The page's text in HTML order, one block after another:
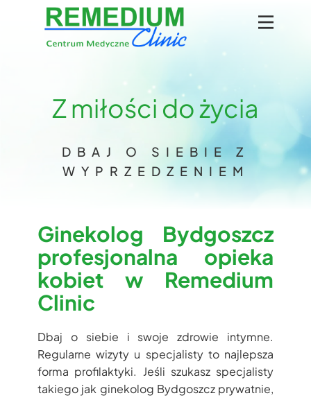
Z miłości do życia
DBAJ O SIEBIE Z
WYPRZEDZENIEM
Ginekolog Bydgoszcz
profesjonalna opieka
kobiet w Remedium
Clinic
Dbaj o siebie i swoje zdrowie intymne.
Regularne wizyty u specjalisty to najlepsza
forma profilaktyki. Jeśli szukasz specjalisty
takiego jak ginekolog Bydgoszcz prywatnie,